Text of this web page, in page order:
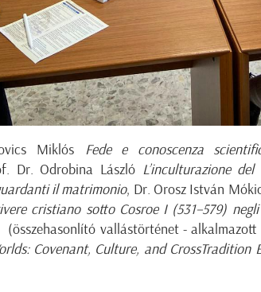
Miklós Fede e conoscenza
Dr. Odrobina László L’inculturazione
il matrimonio, Dr. Orosz István
cristiano sotto Cosroe I (531–579)
(összehasonlító vallástörténet -
Covenant, Culture, and CrossTradition